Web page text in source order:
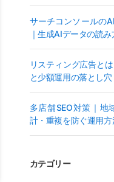
サーチコンソールの
｜生成AIデータの読
リスティング広告と
と少額運用の落とし穴
多店舗SEO対策｜地
計・重複を防ぐ運用方
カテゴリー